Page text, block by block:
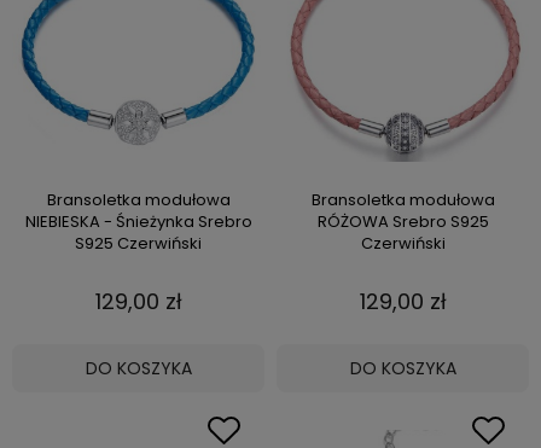
Bransoletka modułowa
NIEBIESKA - Śnieżynka Srebro
S925 Czerwiński
129,00 zł
DO KOSZYKA
Bransoletka modułowa
RÓŻOWA Srebro S925
Czerwiński
129,00 zł
DO KOSZYKA